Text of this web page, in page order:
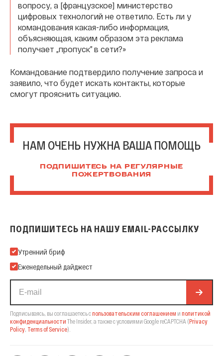
вопросу, а [французское] министерство
цифровых технологий не ответило. Есть ли у
командования какая-либо информация,
объясняющая, каким образом эта реклама
получает „пропуск” в сети?»
Командование подтвердило получение запроса и
заявило, что будет искать контакты, которые
смогут прояснить ситуацию.
НАМ ОЧЕНЬ НУЖНА ВАША ПОМОЩЬ
ПОДПИШИТЕСЬ НА РЕГУЛЯРНЫЕ
ПОЖЕРТВОВАНИЯ
ПОДПИШИТЕСЬ НА НАШУ EMAIL-РАССЫЛКУ
Подпишитесь на нашу Email-рассылку
Утренний бриф
Еженедельный дайджест
Подписываясь, вы соглашаетесь спользовательским соглашением и политикой
конфиденциальности The Insider, а также с условиями Google reCAPTCHA (Privacy
Policy, Terms of Service).